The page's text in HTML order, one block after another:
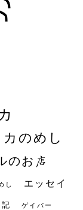
のめし
のお店
し エッセイ
ゲイバー